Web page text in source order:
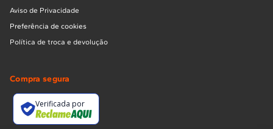
Aviso de Privacidade
Preferência de cookies
Política de troca e devolução
Compra segura
Verificada por